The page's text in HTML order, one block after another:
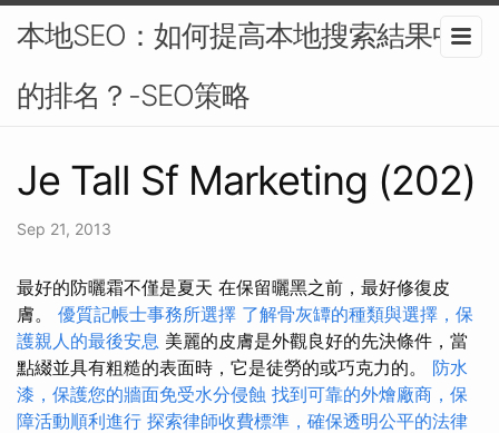
本地SEO：如何提高本地搜索結果中
的排名？-SEO策略
Je Tall Sf Marketing (202)
Sep 21, 2013
最好的防曬霜不僅是夏天 在保留曬黑之前，最好修復皮
膚。 優質記帳士事務所選擇 了解骨灰罈的種類與選擇，保
護親人的最後安息 美麗的皮膚是外觀良好的先決條件，當
點綴並具有粗糙的表面時，它是徒勞的或巧克力的。 防水
漆，保護您的牆面免受水分侵蝕 找到可靠的外燴廠商，保
障活動順利進行 探索律師收費標準，確保透明公平的法律